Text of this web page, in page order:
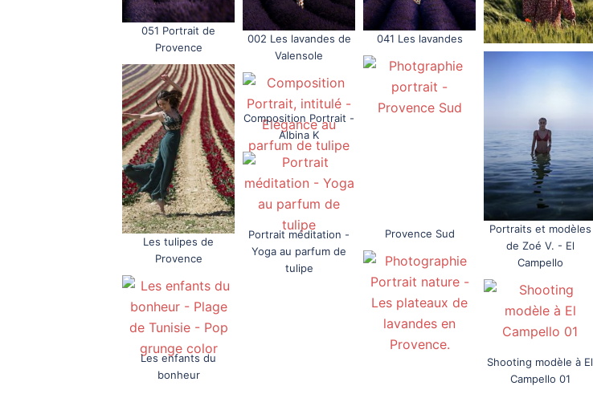
051 Portrait de
Provence
002 Les lavandes de
Valensole
041 Les lavandes
Portraits et modèles
de Zoé V. - El
Campello
Provence Sud
Les tulipes de
Provence
Composition Portrait -
Albina K
Portrait méditation -
Yoga au parfum de
tulipe
Les enfants du
bonheur
Shooting modèle à El
Campello 01